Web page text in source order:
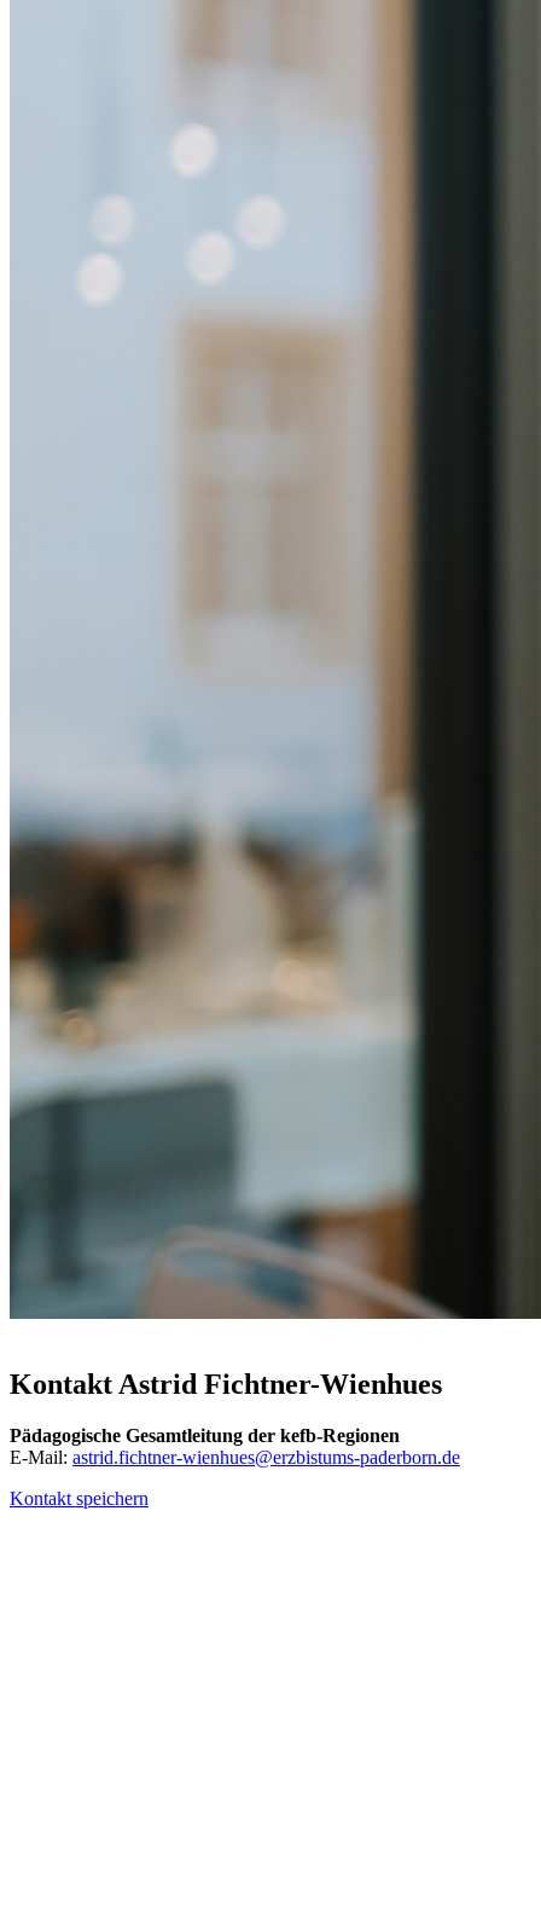
KontaktAstrid Fichtner-Wienhues
Pädagogische Gesamtleitung der kefb-Regionen
E-Mail: astrid.fichtner-wienhues@erzbistums-paderborn.de
Kontakt speichern